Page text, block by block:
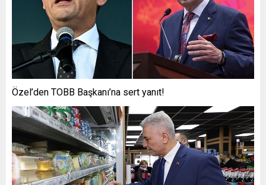
Özel’den TOBB Başkanı’na sert yanıt!